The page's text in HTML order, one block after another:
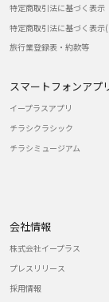
特定商取引法に基づく表示
特定商取引法に基づく表示
旅行業登録表・約款等
スマートフォンアプ
イープラスアプリ
チラシクラシック
チラシミュージアム
会社情報
株式会社イープラス
プレスリリース
採用情報